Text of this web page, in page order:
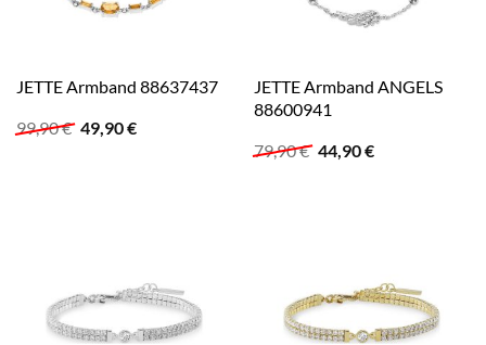
JETTE Armband 88637437
99,90€ Ursprünglicher
Preis
49,90€Aktueller
JETTE Armband ANGELS
88600941
79,90€ Ursprünglicher
Preis
44,90€Aktueller